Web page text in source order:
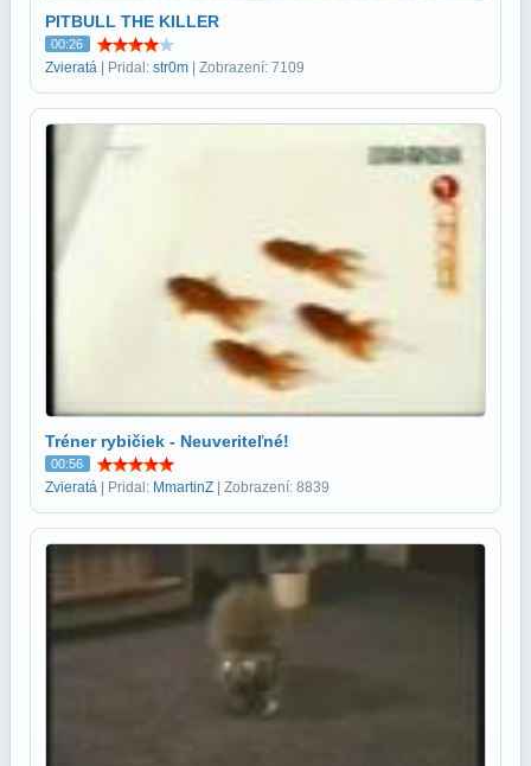
PITBULL THE KILLER
00:26
Zvieratá | Pridal: str0m | Zobrazení: 7109
Tréner rybičiek - Neuveriteľné!
00:56
Zvieratá | Pridal: MmartinZ | Zobrazení: 8839